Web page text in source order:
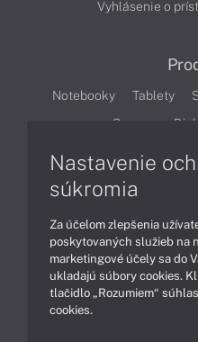
Vyhlásenie o
Notebooky Tablety
Servery
Nastavenie
súkromia
Za účelom zlepšenia
poskytovaných služieb na
marketingové účely sa do
ukladajú súbory cookies.
tlačidlo „Rozumiem“
cookies.